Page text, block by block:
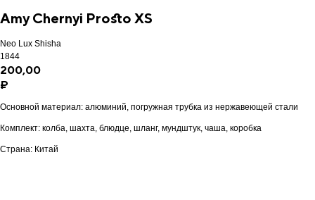
Amy Chernyi Prosto XS
Neo Lux Shisha
1844
200,00
₽
Основной материал: алюминий, погружная трубка из нержавеющей стали
Комплект: колба, шахта, блюдце, шланг, мундштук, чаша, коробка
Страна: Китай